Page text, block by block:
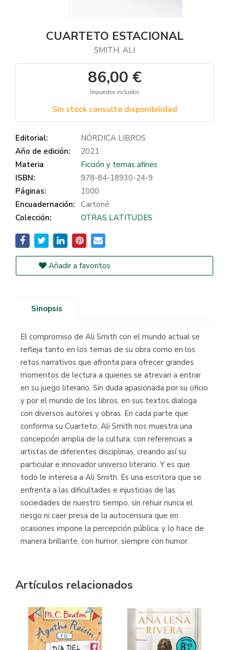
CUARTETO ESTACIONAL
SMITH, ALI
86,00 €
Impuestos incluidos
Sin stock consulte disponibilidad
Editorial:
NÓRDICA LIBROS
Año de edición:
2021
Materia
Ficción y temas afines
ISBN:
978-84-18930-24-9
Páginas:
1000
Encuadernación: Cartoné
Colección:
OTRAS LATITUDES
Añadir a favoritos
Sinopsis
El compromiso de Ali Smith con el mundo actual se
refleja tanto en los temas de su obra como en los
retos narrativos que afronta para ofrecer grandes
momentos de lectura a quienes se atrevan a entrar
en su juego literario. Sin duda apasionada por su oficio
y por el mundo de los libros, en sus textos dialoga
con diversos autores y obras. En cada parte que
conforma su Cuarteto, Ali Smith nos muestra una
concepción amplia de la cultura, con referencias a
artistas de diferentes disciplinas, creando así su
particular e innovador universo literario. Y es que
todo le interesa a Ali Smith. Es una escritora que se
enfrenta a las dificultades e injusticias de las
sociedades de nuestro tiempo, sin rehuir nunca el
riesgo ni caer presa de la autocensura que en
ocasiones impone la percepción pública; y lo hace de
manera brillante, con humor, siempre con humor.
Artículos relacionados